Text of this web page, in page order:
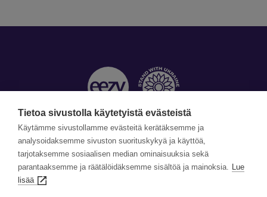
Yhteystiedot »
©Copyright Eezy 2026
Tietoa sivustolla käytetyistä evästeistä
Käytämme sivustollamme evästeitä kerätäksemme ja
analysoidaksemme sivuston suorituskykyä ja käyttöä,
tarjotaksemme sosiaalisen median ominaisuuksia sekä
parantaaksemme ja räätälöidäksemme sisältöä ja mainoksia. Lue
lisää